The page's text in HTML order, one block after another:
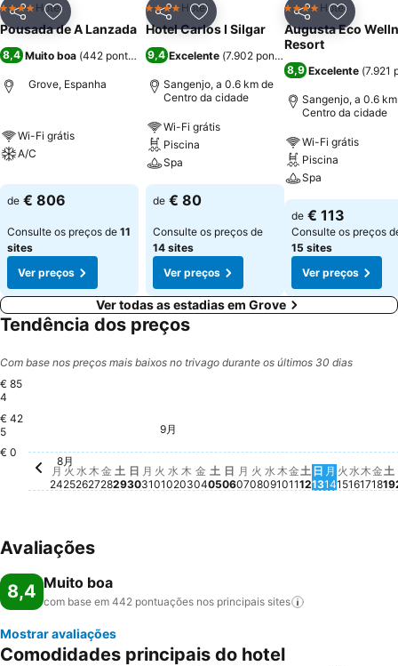
PartilharAdicionar aos favoritos
4 EstrelasHotel
Pousada de A Lanzada
8,4 Muito boa (442 pontuações)
Grove, Espanha
Wi-Fi grátis
A/C
de € 806
Consulte os preços de 11
sites
Ver preços
PartilharAdicionar aos favoritos
4 EstrelasHotel
Hotel Carlos I Silgar
9,4 Excelente (7.902 pontuações
Sangenjo, a 0.6 km de
Centro da cidade
Wi-Fi grátis
Piscina
Spa
de € 80
Consulte os preços de
14 sites
Ver preços
Partilhar
4 EstrelasHotel
Augusta Eco
Resort
8,9 Excelente (7.921
Sangenjo, a 0.6
Centro da cidade
Wi-Fi grátis
Piscina
Spa
de € 113
Consulte os preços
15 sites
Ver preços
Ver todas as estadias em Grove
Tendência dos preços
Com base nos preços mais baixos no trivago durante os últimos 30 dias
€ 85
4
€ 42
5
€ 0
月, 8月 24
€ 199
8月
月
24
火, 8月 25
€ 205
火
25
水, 8月 26
€ 205
水
26
木, 8月 27
€ 206
木
27
金
28
土, 8月 29
€ 171
土
29
日, 8月 30
€ 835
日
30
月, 8月 31
€ 808
月
31
火, 9月 01
€ 827
9月
火
01
水, 9月 02
€ 825
水
02
木
03
金
04
土
05
日
06
月
07
火
08
水
09
木
10
金
11
土
12
日
13
月
14
火
15
水
16
木
17
金
18
土
19
Avaliações
8,4 Muito boa
com base em 442 pontuações nos principais sites
Mostrar avaliações
Comodidades principais do hotel